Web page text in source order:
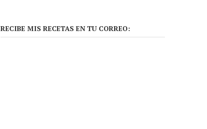
RECIBE MIS RECETAS EN TU CORREO: